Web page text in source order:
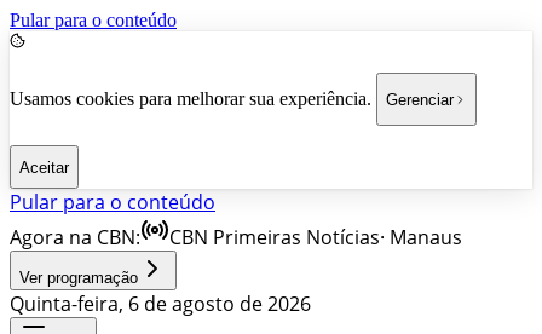
Pular para o conteúdo
Usamos cookies para melhorar sua experiência. Gerenciar
Aceitar
Pular para o conteúdo
Agora na CBN:
CBN Primeiras Notícias· Manaus
Ver programação
Quinta-feira, 6 de agosto de 2026